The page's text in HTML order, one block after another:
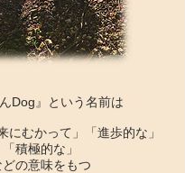
んDog』という名前は
にむかって」「進歩的な」
「積極的な」
どの意味をもつ